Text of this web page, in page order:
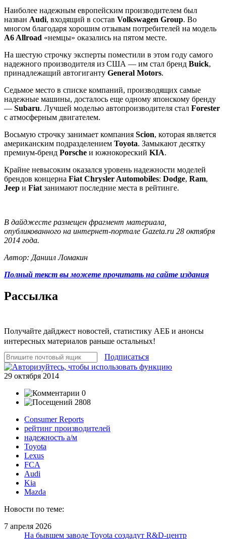
Наиболее надежным европейским производителем был
назван Audi, входящий в состав Volkswagen Group. Во
многом благодаря хорошим отзывам потребителей на модель
A6 Allroad «немцы» оказались на пятом месте.
На шестую строчку эксперты поместили в этом году самого
надежного производителя из США — им стал бренд Buick,
принадлежащий автогиганту General Motors.
Седьмое место в списке компаний, производящих самые
надежные машины, досталось еще одному японскому бренду
— Subaru. Лучшей моделью автопроизводителя стал Forester
с атмосферным двигателем.
Восьмую строчку занимает компания Scion, которая является
американским подразделением Toyota. Замыкают десятку
премиум-бренд Porsche и южнокореский KIA.
Крайне невысоким оказался уровень надежности моделей
брендов концерна Fiat Chrysler Automobiles: Dodge, Ram,
Jeep и Fiat занимают последние места в рейтинге.
В дайджесте размещен фрагмент материала,
опубликованного на интернет-портале Gazeta.ru 28 октября
2014 года.
Автор: Даниил Ломакин
Полный текст вы можете прочитать на сайте издания
Рассылка
Получайте дайджест новостей, статистику АЕБ и анонсы
интересных материалов раньше остальных!
Подписаться
29 октября 2014
0
2808
Consumer Reports
рейтинг производителей
надежность а/м
Toyota
Lexus
FCA
Audi
Kia
Mazda
Новости по теме:
7 апреля 2026
На бывшем заводе Toyota создадут R&D-центр